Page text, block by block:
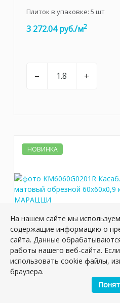
Плиток в упаковке: 5 шт
3 272.04 руб./м2
– +
НОВИНКА
KM6060G0201R
светлый матовый
KM6060G0201R
На нашем сайте мы
содержащие информацию о
сайта. Данные
работы нашего веб-сайта.
использовать cookie файлы,
браузера.